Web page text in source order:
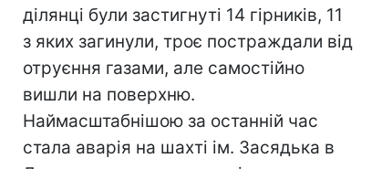
ділянці були застигнуті 14 гірників, 11
з яких загинули, троє постраждали від
отруєння газами, але самостійно
вишли на поверхню.
Наймасштабнішою за останній час
стала аварія на шахті ім. Засядька в